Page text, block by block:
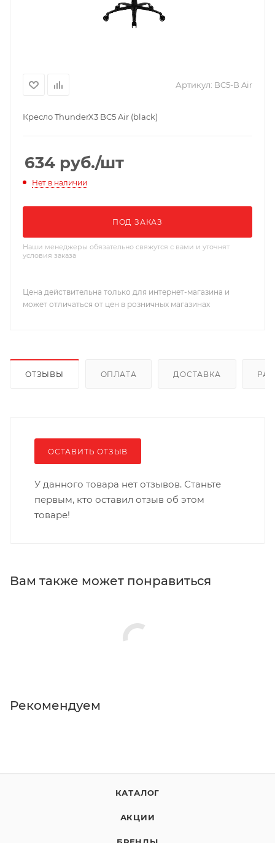
Артикул: BC5-B Air
Кресло ThunderX3 BC5 Air (black)
634 руб./шт
Нет в наличии
ПОД ЗАКАЗ
Наши менеджеры обязательно свяжутся с вами и уточнят
условия заказа
Цена действительна только для интернет-магазина и
может отличаться от цен в розничных магазинах
ОТЗЫВЫ ОПЛАТА ДОСТАВКА
ОСТАВИТЬ ОТЗЫВ
У данного товара нет отзывов. Станьте
первым, кто оставил отзыв об этом
товаре!
Вам также может понравиться
Рекомендуем
КАТАЛОГ
АКЦИИ